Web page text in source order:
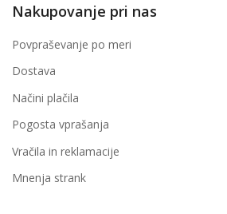
Nakupovanje pri nas
Povpraševanje po meri
Dostava
Načini plačila
Pogosta vprašanja
Vračila in reklamacije
Mnenja strank